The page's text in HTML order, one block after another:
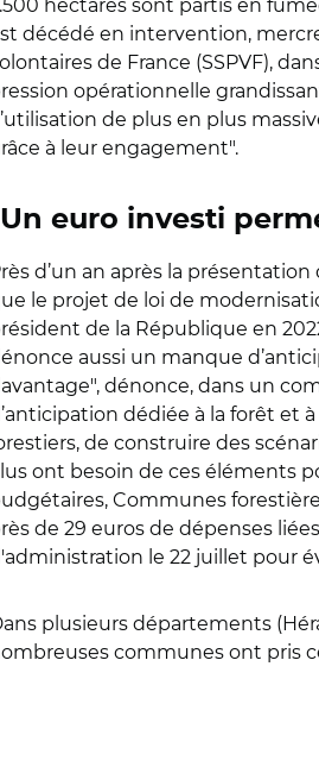
page sur Facebook
page sur Linkedin
page sur Twitter
page sur Courriel
hectares sont partis en
décédé en intervention,
de France (SSPVF),
opérationnelle
de plus en plus
à leur engagement".
euro investi
d’un an après la
le projet de loi de
de la République en
aussi un manque
dénonce, dans un
dédiée à la forêt et
de construire des
ont besoin de ces éléments
Communes
de 29 euros de dépenses
le 22 juillet pour
plusieurs départements
communes ont pris